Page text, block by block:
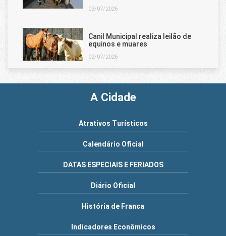
03/07/2026
Canil Municipal realiza leilão de
equinos e muares
02/07/2026
A Cidade
Atrativos Turísticos
Calendário Oficial
DATAS ESPECIAIS E FERIADOS
Diário Oficial
História de Franca
Indicadores Econômicos